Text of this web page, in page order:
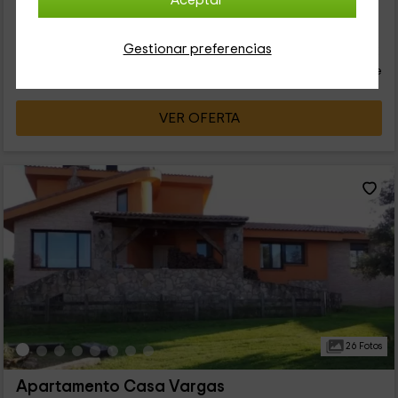
Gestionar preferencias
Reserva inmediata
persona y noche
VER OFERTA
26 Fotos
Apartamento Casa Vargas